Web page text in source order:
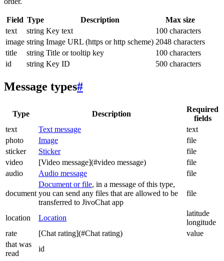
Field Type Description
Max size
text
string Key text
100 characters
image string Image URL (https or http scheme) 2048 characters
title
string Title or tooltip key
100 characters
id
string Key ID 500 characters
Message types#
Type Description
Required
fields
text
Text message
text
photo
Image
file
sticker
Sticker
file
video
[Video message](#video message)
file
audio
Audio message file
document
Document or file, in a message of this type,
you can send any files that are allowed to be
transferred to JivoChat app
file
location Location
latitude
longitude
rate
[Chat rating](#Chat rating)
value
that was
read
id